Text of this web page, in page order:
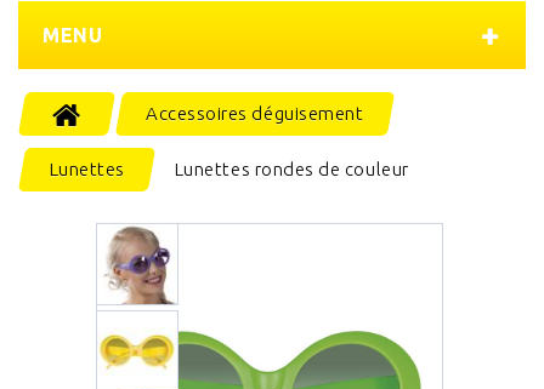
MENU
Accessoires déguisement
Lunettes Lunettes rondes de couleur